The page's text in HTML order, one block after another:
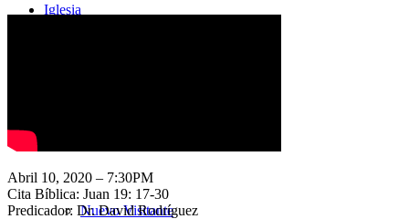
Iglesia
Nuevo Visitante
Abril 10, 2020 – 7:30PM
Cita Bíblica: Juan 19: 17-30
Predicador: Dr. David Rodríguez